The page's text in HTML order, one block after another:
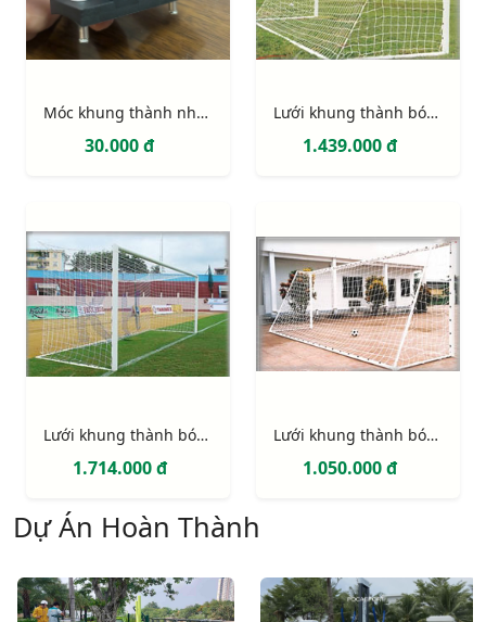
Móc khung thành nhựa PVC 2 điểm định vị (móc lưới khung thành)
30.000 đ
Lưới khung thành bóng đá 11 người (hình thang)
1.439.000 đ
Lưới khung thành bóng đá 11 người (hình hộp)
1.714.000 đ
Lưới khung thành bóng đá 7 người
1.050.000 đ
Dự Án Hoàn Thành